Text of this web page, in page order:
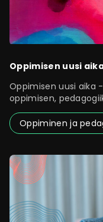
Oppimisen uusi
Oppimisen uusi aika
oppimisen,
Oppiminen ja